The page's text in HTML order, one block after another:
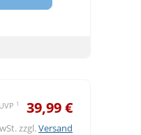
UVP 1 39,99 €
zzgl.Versand